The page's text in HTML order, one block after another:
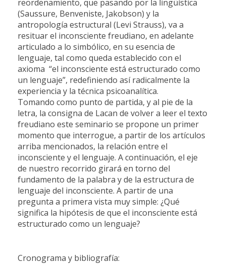
reordenamiento, que pasando por la lingüística
(Saussure, Benveniste, Jakobson) y la
antropología estructural (Levi Strauss), va a
resituar el inconsciente freudiano, en adelante
articulado a lo simbólico, en su esencia de
lenguaje, tal como queda establecido con el
axioma “el inconsciente está estructurado como
un lenguaje”, redefiniendo así radicalmente la
experiencia y la técnica psicoanalítica.
Tomando como punto de partida, y al pie de la
letra, la consigna de Lacan de volver a leer el texto
freudiano este seminario se propone un primer
momento que interrogue, a partir de los artículos
arriba mencionados, la relación entre el
inconsciente y el lenguaje. A continuación, el eje
de nuestro recorrido girará en torno del
fundamento de la palabra y de la estructura de
lenguaje del inconsciente. A partir de una
pregunta a primera vista muy simple: ¿Qué
significa la hipótesis de que el inconsciente está
estructurado como un lenguaje?
Cronograma y bibliografía: